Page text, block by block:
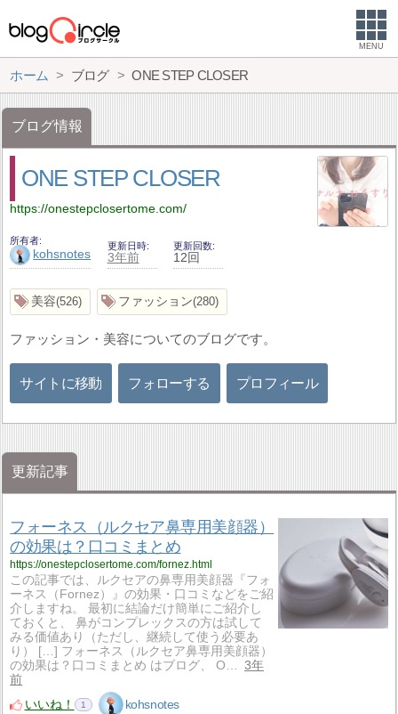
MENU
ホーム ブログ ONE STEP CLOSER
ブログ情報
ONE STEP CLOSER
https://onestepclosertome.com/
所有者
kohsnotes
更新日時
3年前
更新回数
12回
美容 526 ファッション 280
ファッション・美容についてのブログです。
サイトに移動 フォローする プロフィール
更新記事
フォーネス（ルクセア鼻専用美顔器）
の効果は？口コミまとめ
https://onestepclosertome.com/fornez.html
この記事では、ルクセアの鼻専用美顔器『フォ
ーネス（Fornez）』の効果・口コミなどをご紹
介しますね。 最初に結論だけ簡単にご紹介し
ておくと、 鼻がコンプレックスの方は試して
みる価値あり（ただし、継続して使う必要あ
り） […] フォーネス（ルクセア鼻専用美顔器）
の効果は？口コミまとめ はブログ、 O…
3年
前
いいね！
1 kohsnotes